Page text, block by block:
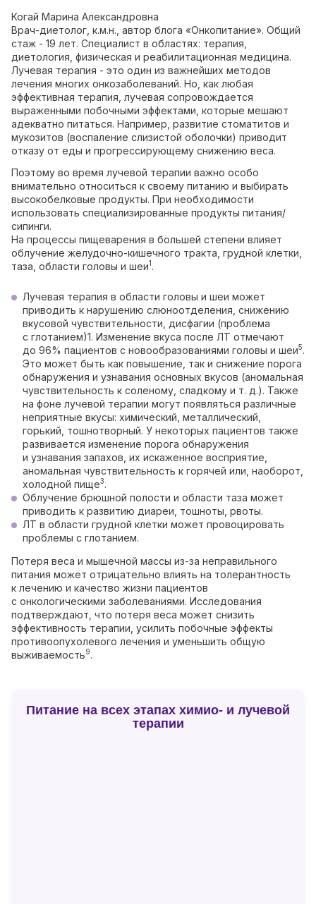
Когай Марина Александровна
Врач-диетолог, к.м.н., автор блога «Онкопитание». Общий
стаж - 19 лет. Специалист в областях: терапия,
диетология, физическая и реабилитационная медицина.
Лучевая терапия - это один из важнейших методов
лечения многих онкозаболеваний. Но, как любая
эффективная терапия, лучевая сопровождается
выраженными побочными эффектами, которые мешают
адекватно питаться. Например, развитие стоматитов и
мукозитов (воспаление слизистой оболочки) приводит
отказу от еды и прогрессирующему снижению веса.
Поэтому во время лучевой терапии важно особо
внимательно относиться к своему питанию и выбирать
высокобелковые продукты. При необходимости
использовать специализированные продукты питания/
сипинги.
На процессы пищеварения в большей степени влияет
облучение желудочно-кишечного тракта, грудной клетки,
таза, области головы и шеи1 .
Лучевая терапия в области головы и шеи может
приводить к нарушению слюноотделения, снижению
вкусовой чувствительности, дисфагии (проблема
с глотанием)1. Изменение вкуса после ЛТ отмечают
до 96% пациентов с новообразованиями головы и шеи5.
Это может быть как повышение, так и снижение порога
обнаружения и узнавания основных вкусов (аномальная
чувствительность к соленому, сладкому и т. д.). Также
на фоне лучевой терапии могут появляться различные
неприятные вкусы: химический, металлический,
горький, тошнотворный. У некоторых пациентов также
развивается изменение порога обнаружения
и узнавания запахов, их искаженное восприятие,
аномальная чувствительность к горячей или, наоборот,
холодной пище3.
Облучение брюшной полости и области таза может
приводить к развитию диареи, тошноты, рвоты.
ЛТ в области грудной клетки может провоцировать
проблемы с глотанием.
Потеря веса и мышечной массы из-за неправильного
питания может отрицательно влиять на толерантность
к лечению и качество жизни пациентов
с онкологическими заболеваниями. Исследования
подтверждают, что потеря веса может снизить
эффективность терапии, усилить побочные эффекты
противоопухолевого лечения и уменьшить общую
выживаемость9.
Питание на всех этапах химио- и лучевой
терапии